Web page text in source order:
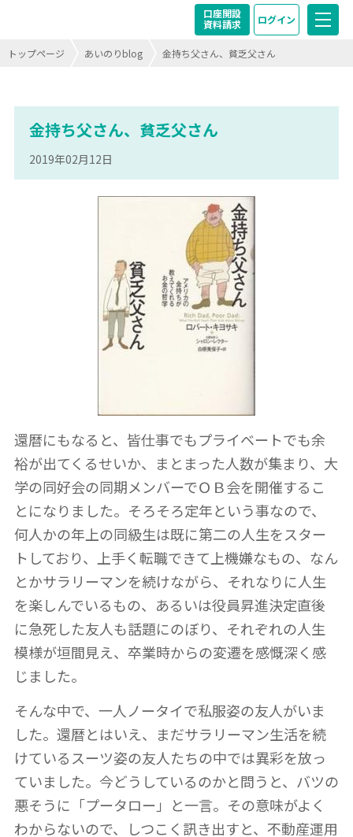
口座開設
資料請求
ログイン
トップページ あいのりblog 金持ち父さん、貧乏父さん
金持ち父さん、貧乏父さん
2019年02月12日
還暦にもなると、皆仕事でもプライベートでも余
裕が出てくるせいか、まとまった人数が集まり、大
学の同好会の同期メンバーでＯＢ会を開催するこ
とになりました。そろそろ定年という事なので、
何人かの年上の同級生は既に第二の人生をスター
トしており、上手く転職できて上機嫌なもの、なん
とかサラリーマンを続けながら、それなりに人生
を楽しんでいるもの、あるいは役員昇進決定直後
に急死した友人も話題にのぼり、それぞれの人生
模様が垣間見え、卒業時からの変遷を感慨深く感
じました。
そんな中で、一人ノータイで私服姿の友人がいま
した。還暦とはいえ、まだサラリーマン生活を続
けているスーツ姿の友人たちの中では異彩を放っ
ていました。今どうしているのかと問うと、バツの
悪そうに「プータロー」と一言。その意味がよく
わからないので、しつこく訊き出すと、不動産運用